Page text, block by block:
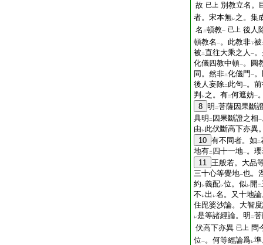
故 已上 別教立名。
者。宋本無レ之。集
名 二頓教一 已上 後人
頓教名 一。此教非下被
被 二直往大乘之人 一
化儀四教中頓一。圓
同。然非二化儀門 一
後人妄除二 此句一。
判
レ之。有二何遮妨一
8 明 二菩薩因果斷
具明 二 因果斷證之相一
由 レ此伏斷高下亦異
10 有不同者。如 二
地有二 四十一地一。
11 王般若。大品
三十心等覺地一也。
約 レ義配レ位。似レ開 二
不 レ出 レ名。又十地
住毘婆沙論。大智
レ是等諸經論。明 二
伏高下亦異 已上 問
位一。何等經論爲レ